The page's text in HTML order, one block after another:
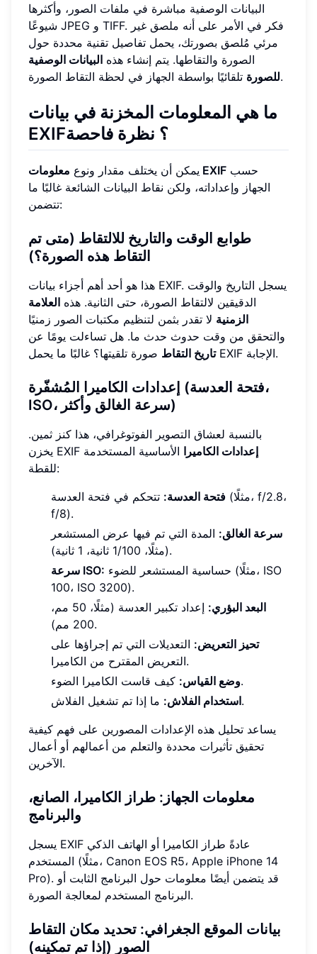
البيانات الوصفية مباشرة في ملفات الصور، وأكثرها
شيوعًا JPEG و TIFF. فكر في الأمر على أنه ملصق غير
مرئي مُلصق بصورتك، يحمل تفاصيل تقنية محددة حول
الصورة والتقاطها. يتم إنشاء هذه البيانات الوصفية
للصورةتلقائيًا بواسطة الجهاز في لحظة التقاط الصورة.
ما هي المعلومات المخزنة في بيانات
EXIF؟ نظرة فاحصة
يمكن أن يختلف مقدار ونوع معلومات EXIF
الجهاز وإعداداته، ولكن نقاط البيانات الشائعة غالبًا ما
تتضمن:
طوابع الوقت والتاريخ للالتقاط (متى تم
التقاط هذه الصورة؟)
هذا هو أحد أهم أجزاء بيانات EXIF. يسجل التاريخ والوقت
الدقيقين لالتقاط الصورة، حتى الثانية. هذه العلامة
الزمنية لا تقدر بثمن لتنظيم مكتبات الصور زمنيًا
والتحقق من وقت حدوث حدث ما. هل تساءلت يومًا عن
تاريخ التقاط
صورة تلقيتها؟ غالبًا ما يحمل EXIF الإجابة.
إعدادات الكاميرا المُشفّرة (فتحة العدسة،
ISO، سرعة الغالق وأكثر)
بالنسبة لعشاق التصوير الفوتوغرافي، هذا كنز ثمين.
يخزن EXIF
إعدادات الكاميرا الأساسية المستخدمة
للقطة:
فتحة العدسة: تتحكم في فتحة العدسة (مثلًا، f/2.8،
f/8).
سرعة الغالق: المدة التي تم فيها عرض المستشعر
(مثلًا، 1/100 ثانية، 1 ثانية).
سرعة ISO:
100، ISO 3200).
البعد البؤري:
إعداد تكبير العدسة (مثلًا، 50 مم،
200 مم).
تحيز التعريض: التعديلات التي تم إجراؤها على
التعريض المقترح من الكاميرا.
وضع القياس:كيف قاست الكاميرا الضوء.
استخدام الفلاش:ما إذا تم تشغيل الفلاش.
يساعد تحليل هذه الإعدادات المصورين على فهم كيفية
تحقيق تأثيرات محددة والتعلم من أعمالهم أو أعمال
الآخرين.
معلومات الجهاز: طراز الكاميرا، الصانع،
والبرنامج
يسجل EXIF عادةً طراز الكاميرا أو الهاتف الذكي
المستخدم (مثلًا، Canon EOS R5، Apple iPhone 14
Pro). قد يتضمن أيضًا معلومات حول البرنامج الثابت أو
البرنامج المستخدم لمعالجة الصورة.
بيانات الموقع الجغرافي: تحديد مكان التقاط
الصور (إذا تم تمكينه)